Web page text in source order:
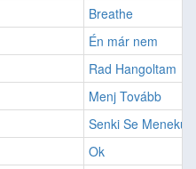
Breathe
Én már nem
Rad Hangoltam
Menj Tovább
Senki Se Menekül
Ok